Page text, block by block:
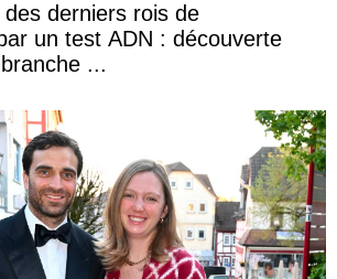
derniers rois de
un test ADN : découverte
...